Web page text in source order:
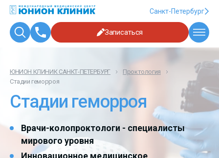
Санкт-Петербург
Записаться
ЮНИОН КЛИНИК САНКТ-ПЕТЕРБУРГ
Проктология
Стадии геморроя
Стадии геморроя
Врачи-колопроктологи - специалисты
мирового уровня